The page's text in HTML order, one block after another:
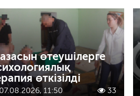
өтеушілерге
өткізілді
11:50 33